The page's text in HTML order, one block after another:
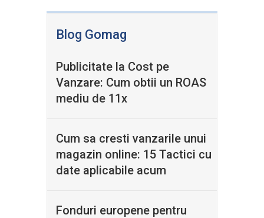
Blog Gomag
Publicitate la Cost pe
Vanzare: Cum obtii un ROAS
mediu de 11x
Cum sa cresti vanzarile unui
magazin online: 15 Tactici cu
date aplicabile acum
Fonduri europene pentru